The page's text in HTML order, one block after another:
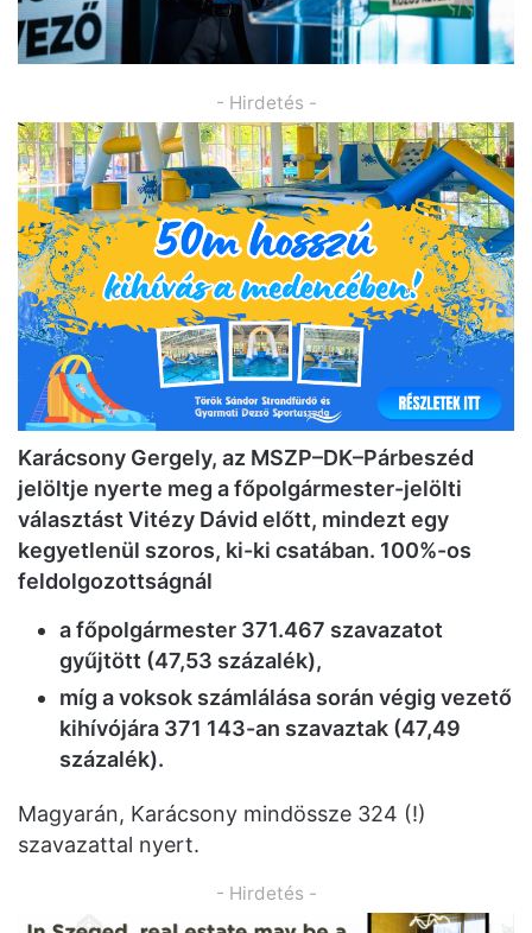
- Hirdetés -
Karácsony Gergely, az MSZP–DK–Párbeszéd
jelöltje nyerte meg a főpolgármester-jelölti
választást Vitézy Dávid előtt, mindezt egy
kegyetlenül szoros, ki-ki csatában. 100%-os
feldolgozottságnál
a főpolgármester 371.467 szavazatot
gyűjtött (47,53 százalék),
míg a voksok számlálása során végig vezető
kihívójára 371 143-an szavaztak (47,49
százalék).
Magyarán, Karácsony mindössze 324 (!)
szavazattal nyert.
- Hirdetés -